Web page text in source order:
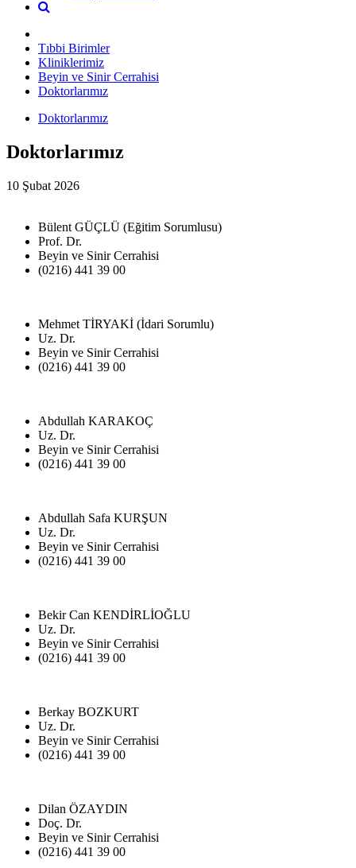
Tıbbi Birimler
Kliniklerimiz
Beyin ve Sinir Cerrahisi
Doktorlarımız
Doktorlarımız
Doktorlarımız
10 Şubat 2026
Bülent GÜÇLÜ (Eğitim Sorumlusu)
Prof. Dr.
Beyin ve Sinir Cerrahisi
(0216) 441 39 00
Mehmet TİRYAKİ (İdari Sorumlu)
Uz. Dr.
Beyin ve Sinir Cerrahisi
(0216) 441 39 00
Abdullah KARAKOÇ
Uz. Dr.
Beyin ve Sinir Cerrahisi
(0216) 441 39 00
Abdullah Safa KURŞUN
Uz. Dr.
Beyin ve Sinir Cerrahisi
(0216) 441 39 00
Bekir Can KENDİRLİOĞLU
Uz. Dr.
Beyin ve Sinir Cerrahisi
(0216) 441 39 00
Berkay BOZKURT
Uz. Dr.
Beyin ve Sinir Cerrahisi
(0216) 441 39 00
Dilan ÖZAYDIN
Doç. Dr.
Beyin ve Sinir Cerrahisi
(0216) 441 39 00